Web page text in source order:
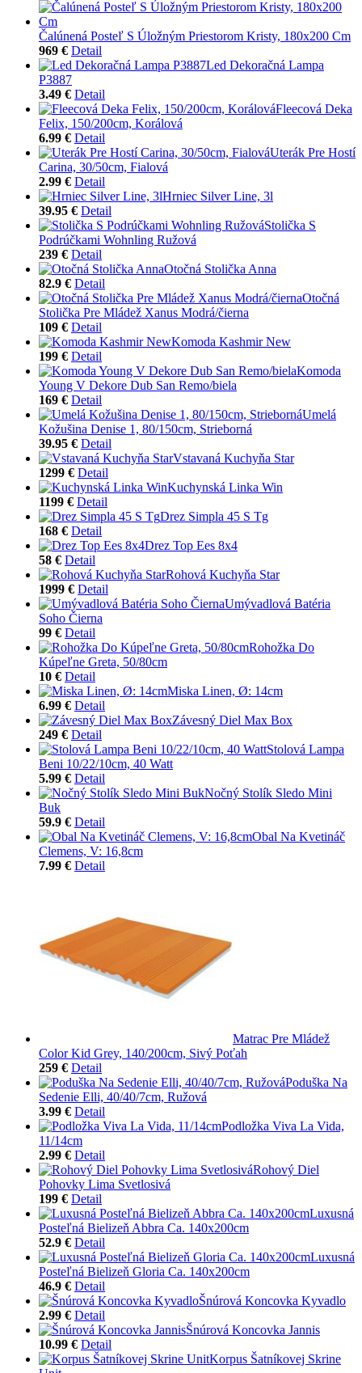
Čalúnená Posteľ S Úložným Priestorom Kristy, 180x200 Cm
969 € Detail
Led Dekoračná Lampa
P3887
3.49 € Detail
Fleecová Deka
Felix, 150/200cm, Korálová
6.99 € Detail
Uterák Pre Hostí
Carina, 30/50cm, Fialová
2.99 € Detail
Hrniec Silver Line, 3l
39.95 € Detail
Stolička S
Podrúčkami Wohnling Ružová
239 € Detail
Otočná Stolička Anna
82.9 € Detail
Otočná
Stolička Pre Mládež Xanus Modrá/čierna
109 € Detail
Komoda Kashmir New
199 € Detail
Komoda
Young V Dekore Dub San Remo/biela
169 € Detail
Umelá
Kožušina Denise 1, 80/150cm, Strieborná
39.95 € Detail
Vstavaná Kuchyňa Star
1299 € Detail
Kuchynská Linka Win
1199 € Detail
Drez Simpla 45 S Tg
168 € Detail
Drez Top Ees 8x4
58 € Detail
Rohová Kuchyňa Star
1999 € Detail
Umývadlová Batéria
Soho Čierna
99 € Detail
Rohožka Do
Kúpeľne Greta, 50/80cm
10 € Detail
Miska Linen, Ø: 14cm
6.99 € Detail
Závesný Diel Max Box
249 € Detail
Stolová Lampa
Beni 10/22/10cm, 40 Watt
5.99 € Detail
Nočný Stolík Sledo Mini
Buk
59.9 € Detail
Obal Na Kvetináč
Clemens, V: 16,8cm
7.99 € Detail
Matrac Pre Mládež
Color Kid Grey, 140/200cm, Sivý Poťah
259 € Detail
Poduška Na
Sedenie Elli, 40/40/7cm, Ružová
3.99 € Detail
Podložka Viva La Vida,
11/14cm
2.99 € Detail
Rohový Diel
Pohovky Lima Svetlosivá
199 € Detail
Luxusná
Posteľná Bielizeň Abbra Ca. 140x200cm
52.9 € Detail
Luxusná
Posteľná Bielizeň Gloria Ca. 140x200cm
46.9 € Detail
Šnúrová Koncovka Kyvadlo
2.99 € Detail
Šnúrová Koncovka Jannis
10.99 € Detail
Korpus Šatníkovej Skrine